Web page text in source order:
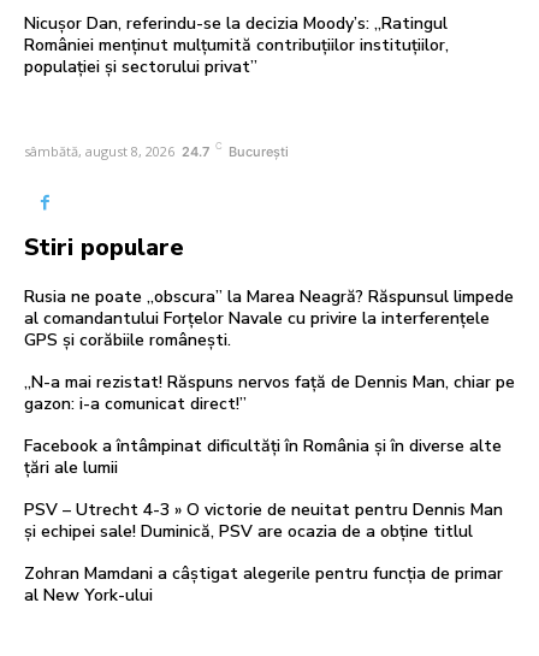
Nicușor Dan, referindu-se la decizia Moody’s: „Ratingul
României menținut mulțumită contribuțiilor instituțiilor,
populației și sectorului privat”
sâmbătă, august 8, 2026 24.7 C București
Stiri populare
Rusia ne poate „obscura” la Marea Neagră? Răspunsul limpede
al comandantului Forțelor Navale cu privire la interferențele
GPS și corăbiile românești.
„N-a mai rezistat! Răspuns nervos față de Dennis Man, chiar pe
gazon: i-a comunicat direct!”
Facebook a întâmpinat dificultăți în România și în diverse alte
țări ale lumii
PSV – Utrecht 4-3 » O victorie de neuitat pentru Dennis Man
și echipei sale! Duminică, PSV are ocazia de a obține titlul
Zohran Mamdani a câștigat alegerile pentru funcția de primar
al New York-ului